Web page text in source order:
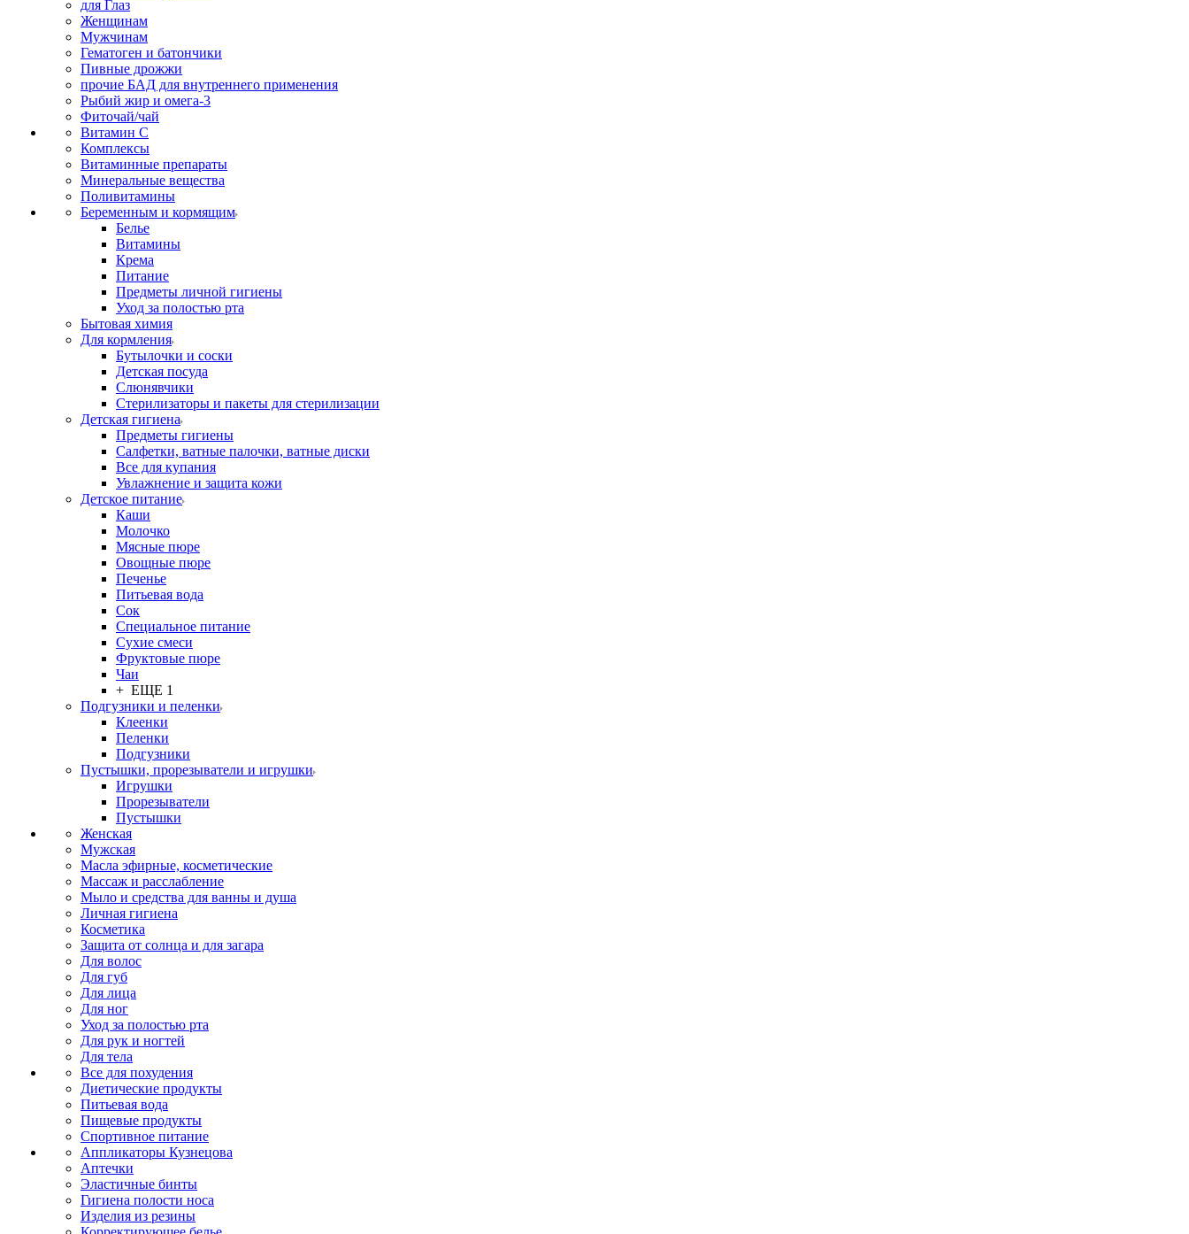
для Глаз
Женщинам
Мужчинам
Гематоген и батончики
Пивные дрожжи
прочие БАД для внутреннего применения
Рыбий жир и омега-3
Фиточай/чай
Витамин С
Комплексы
Витаминные препараты
Минеральные вещества
Поливитамины
Беременным и кормящим
Белье
Витамины
Крема
Питание
Предметы личной гигиены
Уход за полостью рта
Бытовая химия
Для кормления
Бутылочки и соски
Детская посуда
Слюнявчики
Стерилизаторы и пакеты для стерилизации
Детская гигиена
Предметы гигиены
Салфетки, ватные палочки, ватные диски
Все для купания
Увлажнение и защита кожи
Детское питание
Каши
Молочко
Мясные пюре
Овощные пюре
Печенье
Питьевая вода
Сок
Специальное питание
Сухие смеси
Фруктовые пюре
Чаи
+ ЕЩЕ 1
Подгузники и пеленки
Клеенки
Пеленки
Подгузники
Пустышки, прорезыватели и игрушки
Игрушки
Прорезыватели
Пустышки
Женская
Мужская
Масла эфирные, косметические
Массаж и расслабление
Мыло и средства для ванны и душа
Личная гигиена
Косметика
Защита от солнца и для загара
Для волос
Для губ
Для лица
Для ног
Уход за полостью рта
Для рук и ногтей
Для тела
Все для похудения
Диетические продукты
Питьевая вода
Пищевые продукты
Спортивное питание
Аппликаторы Кузнецова
Аптечки
Эластичные бинты
Гигиена полости носа
Изделия из резины